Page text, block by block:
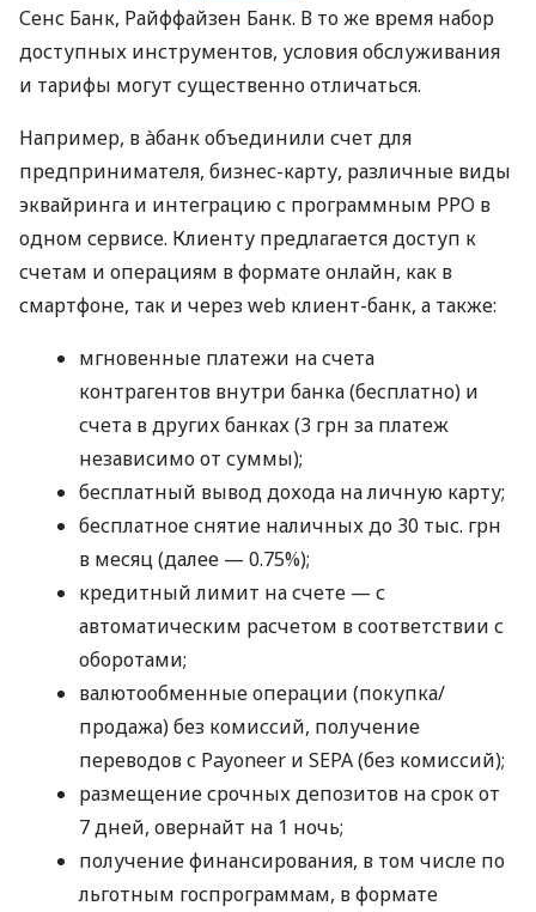
Сенс Банк, Райффайзен Банк. В то же время набор
доступных инструментов, условия обслуживания
и тарифы могут существенно отличаться.
Например, в àбанк объединили счет для
предпринимателя, бизнес-карту, различные виды
эквайринга и интеграцию с программным РРО в
одном сервисе. Клиенту предлагается доступ к
счетам и операциям в формате онлайн, как в
смартфоне, так и через web клиент-банк, а также:
мгновенные платежи на счета
контрагентов внутри банка (бесплатно) и
счета в других банках (3 грн за платеж
независимо от суммы);
бесплатный вывод дохода на личную карту;
бесплатное снятие наличных до 30 тыс. грн
в месяц (далее — 0.75%);
кредитный лимит на счете — с
автоматическим расчетом в соответствии с
оборотами;
валютообменные операции (покупка/
продажа) без комиссий, получение
переводов с Payoneer и SEPA (без комиссий);
размещение срочных депозитов на срок от
7 дней, овернайт на 1 ночь;
получение финансирования, в том числе по
льготным госпрограммам, в формате